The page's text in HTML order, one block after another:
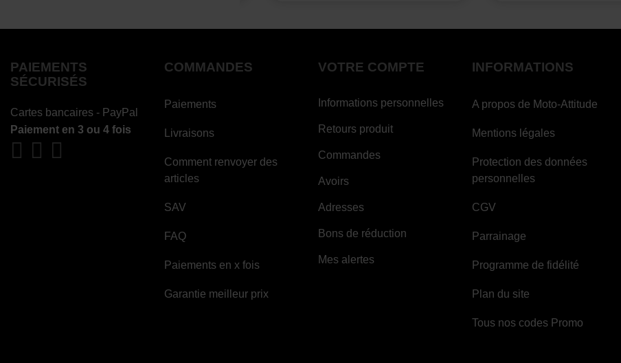
PAIEMENTS
SÉCURISÉS
Cartes bancaires - PayPal
Paiement en 3 ou 4 fois
COMMANDES
Paiements
Livraisons
Comment renvoyer des
articles
SAV
FAQ
Paiements en x fois
Garantie meilleur prix
VOTRE COMPTE
Informations personnelles
Retours produit
Commandes
Avoirs
Adresses
Bons de réduction
Mes alertes
INFORMATIONS
A propos de Moto-Attitude
Mentions légales
Protection des données
personnelles
CGV
Parrainage
Programme de fidélité
Plan du site
Tous nos codes Promo